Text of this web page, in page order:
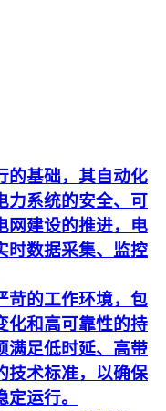
的基础，其自动化
力系统的安全、可
网建设的推进，电
时数据采集、监控
苛的工作环境，包
化和高可靠性的持
满足低时延、高带
技术标准，以确保
运行。